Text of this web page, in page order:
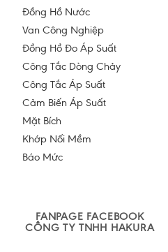
Đồng Hồ Nước
Van Công Nghiệp
Đồng Hồ Đo Áp Suất
Công Tắc Dòng Chảy
Công Tắc Áp Suất
Cảm Biến Áp Suất
Mặt Bích
Khớp Nối Mềm
Báo Mức
FANPAGE FACEBOOK
CÔNG TY TNHH HAKURA